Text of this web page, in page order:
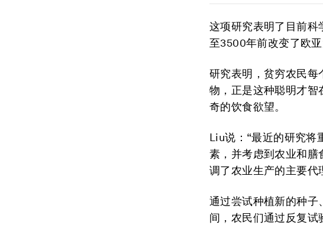
这项研究表明了目前
至3500年前改变了欧
研究表明，贫穷农民每
物，正是这种聪明才智
奇的饮食欲望。
Liu说：“最近的研究将
素，并考虑到农业和膳
调了农业生产的主要
通过尝试种植新的种子
间，农民们通过反复